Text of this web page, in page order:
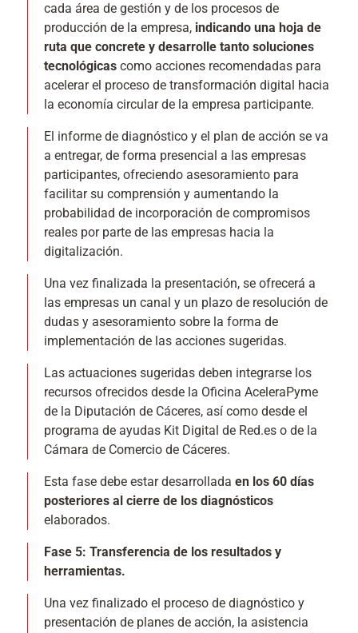
cada área de gestión y de los procesos de
producción de la empresa, indicando una hoja de
ruta que concrete y desarrolle tanto soluciones
tecnológicascomo acciones recomendadas para
acelerar el proceso de transformación digital hacia
la economía circular de la empresa participante.
El informe de diagnóstico y el plan de acción se va
a entregar, de forma presencial a las empresas
participantes, ofreciendo asesoramiento para
facilitar su comprensión y aumentando la
probabilidad de incorporación de compromisos
reales por parte de las empresas hacia la
digitalización.
Una vez finalizada la presentación, se ofrecerá a
las empresas un canal y un plazo de resolución de
dudas y asesoramiento sobre la forma de
implementación de las acciones sugeridas.
Las actuaciones sugeridas deben integrarse los
recursos ofrecidos desde la Oficina AceleraPyme
de la Diputación de Cáceres, así como desde el
programa de ayudas Kit Digital de Red.es o de la
Cámara de Comercio de Cáceres.
Esta fase debe estar desarrollada en los 60 días
posteriores al cierre de los diagnósticos
elaborados.
Fase 5: Transferencia de los resultados y
herramientas.
Una vez finalizado el proceso de diagnóstico y
presentación de planes de acción, la asistencia